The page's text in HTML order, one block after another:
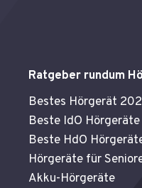
Ratgeber rundum
Bestes Hörgerät
Beste IdO Hörgeräte
Beste HdO
Hörgeräte für
Akku-Hörgeräte